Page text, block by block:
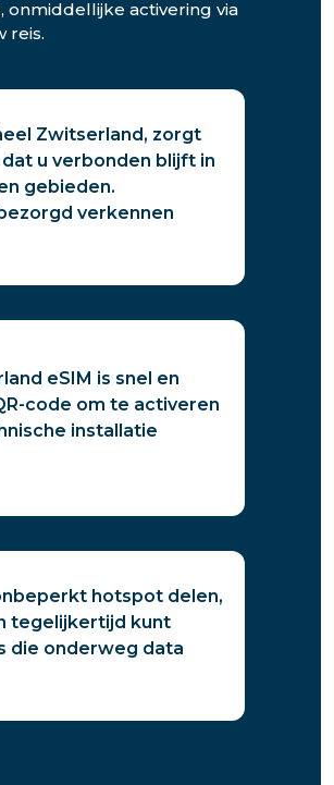
onmiddellijke activering via
reis.
Zwitserland, zorgt
u verbonden blijft in
gebieden.
verkennen
eSIM is snel en
code om te activeren
installatie
hotspot delen,
tegelijkertijd kunt
die onderweg data